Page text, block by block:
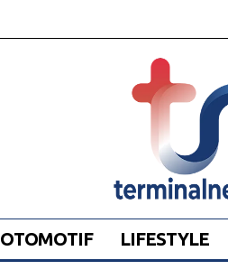
OTOMOTIF LIFESTYLE